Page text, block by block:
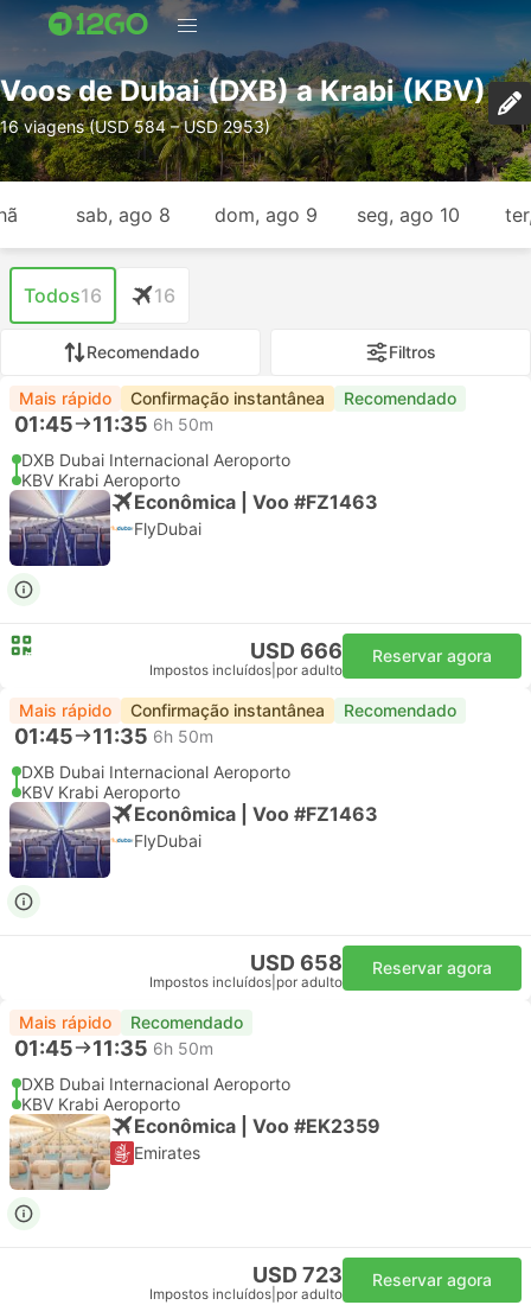
Voos de Dubai (DXB) a Krabi (KBV)
16 viagens (USD 584 – USD 2953)
sab, ago 8 dom, ago 9 seg, ago 10
Todos16 16
Recomendado Filtros
Mais rápido Confirmação instantânea Recomendado
01:45 11:35 6h 50m
DXB Dubai Internacional Aeroporto
KBV Krabi Aeroporto
Econômica | Voo #FZ1463
FlyDubai
USD 666
Impostos incluídos por adulto
Reservar agora
Mais rápido Confirmação instantânea Recomendado
01:45 11:35 6h 50m
DXB Dubai Internacional Aeroporto
KBV Krabi Aeroporto
Econômica | Voo #FZ1463
FlyDubai
USD 658
Impostos incluídos por adulto
Reservar agora
Mais rápido Recomendado
01:45 11:35 6h 50m
DXB Dubai Internacional Aeroporto
KBV Krabi Aeroporto
Econômica | Voo #EK2359
Emirates
USD 723
Impostos incluídos por adulto
Reservar agora